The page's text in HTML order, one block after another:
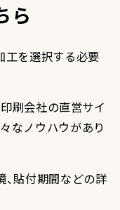
ら
工を選択する必要
印刷会社の直営サイ
なノウハウがあり
、貼付期間などの詳